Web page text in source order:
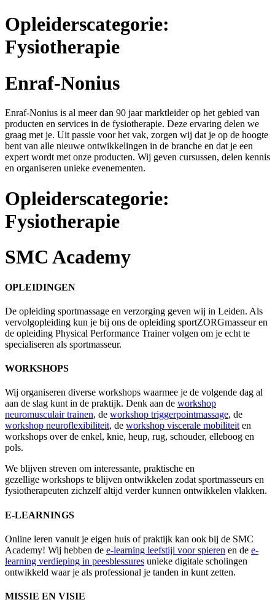
Opleiderscategorie:
Fysiotherapie
Enraf-Nonius
Enraf-Nonius is al meer dan 90 jaar marktleider op het gebied van
producten en services in de fysiotherapie. Deze ervaring delen we
graag met je. Uit passie voor het vak, zorgen wij dat je op de hoogte
bent van alle nieuwe ontwikkelingen in de branche en dat je een
expert wordt met onze producten. Wij geven cursussen, delen kennis
en organiseren unieke evenementen.
Opleiderscategorie:
Fysiotherapie
SMC Academy
OPLEIDINGEN
De opleiding sportmassage en verzorging geven wij in Leiden. Als
vervolgopleiding kun je bij ons de opleiding sportZORGmasseur en
de opleiding Physical Performance Trainer volgen om je echt te
specialiseren als sportmasseur.
WORKSHOPS
Wij organiseren diverse workshops waarmee je de volgende dag al
aan de slag kunt in de praktijk. Denk aan de workshop
neuromusculair trainen, de workshop triggerpointmassage, de
workshop neuroflexibiliteit, de workshop viscerale mobiliteiten
workshops over de enkel, knie, heup, rug, schouder, elleboog en
pols.
We blijven streven om interessante, praktische en
gezellige workshops te blijven ontwikkelen zodat sportmasseurs en
fysiotherapeuten zichzelf altijd verder kunnen ontwikkelen vlakken.
E-LEARNINGS
Online leren vanuit je eigen huis of praktijk kan ook bij de SMC
Academy! Wij hebben de e-learning leefstijl voor spieren en de e-
learning verdieping in peesblessures unieke digitale scholingen
ontwikkeld waar je als professional je tanden in kunt zetten.
MISSIE EN VISIE